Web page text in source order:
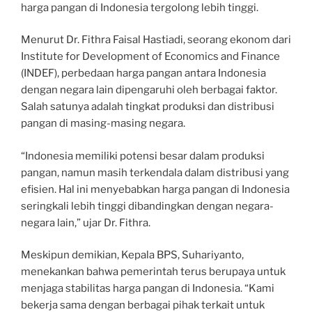
harga pangan di Indonesia tergolong lebih tinggi.
Menurut Dr. Fithra Faisal Hastiadi, seorang ekonom dari
Institute for Development of Economics and Finance
(INDEF), perbedaan harga pangan antara Indonesia
dengan negara lain dipengaruhi oleh berbagai faktor.
Salah satunya adalah tingkat produksi dan distribusi
pangan di masing-masing negara.
“Indonesia memiliki potensi besar dalam produksi
pangan, namun masih terkendala dalam distribusi yang
efisien. Hal ini menyebabkan harga pangan di Indonesia
seringkali lebih tinggi dibandingkan dengan negara-
negara lain,” ujar Dr. Fithra.
Meskipun demikian, Kepala BPS, Suhariyanto,
menekankan bahwa pemerintah terus berupaya untuk
menjaga stabilitas harga pangan di Indonesia. “Kami
bekerja sama dengan berbagai pihak terkait untuk